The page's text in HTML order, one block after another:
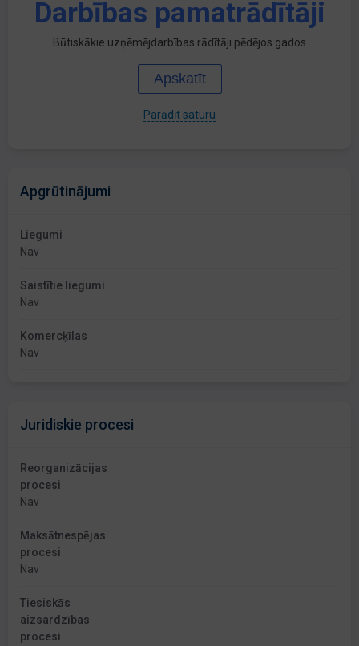
Darbības pamatrādītāji
Būtiskākie uzņēmējdarbības rādītāji pēdējos gados
Apskatīt
Parādīt saturu
Apgrūtinājumi
Liegumi
Nav
Saistītie liegumi
Nav
Komercķīlas
Nav
Juridiskie procesi
Reorganizācijas
procesi
Nav
Maksātnespējas
procesi
Nav
Tiesiskās
aizsardzības
procesi